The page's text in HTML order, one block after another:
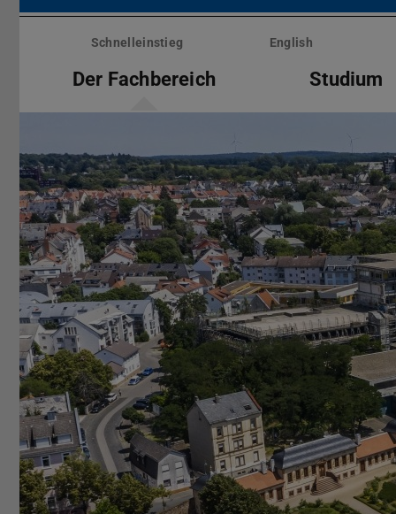
Menü
überspringenSchnelleinstieg English
Der Fachbereich Studium